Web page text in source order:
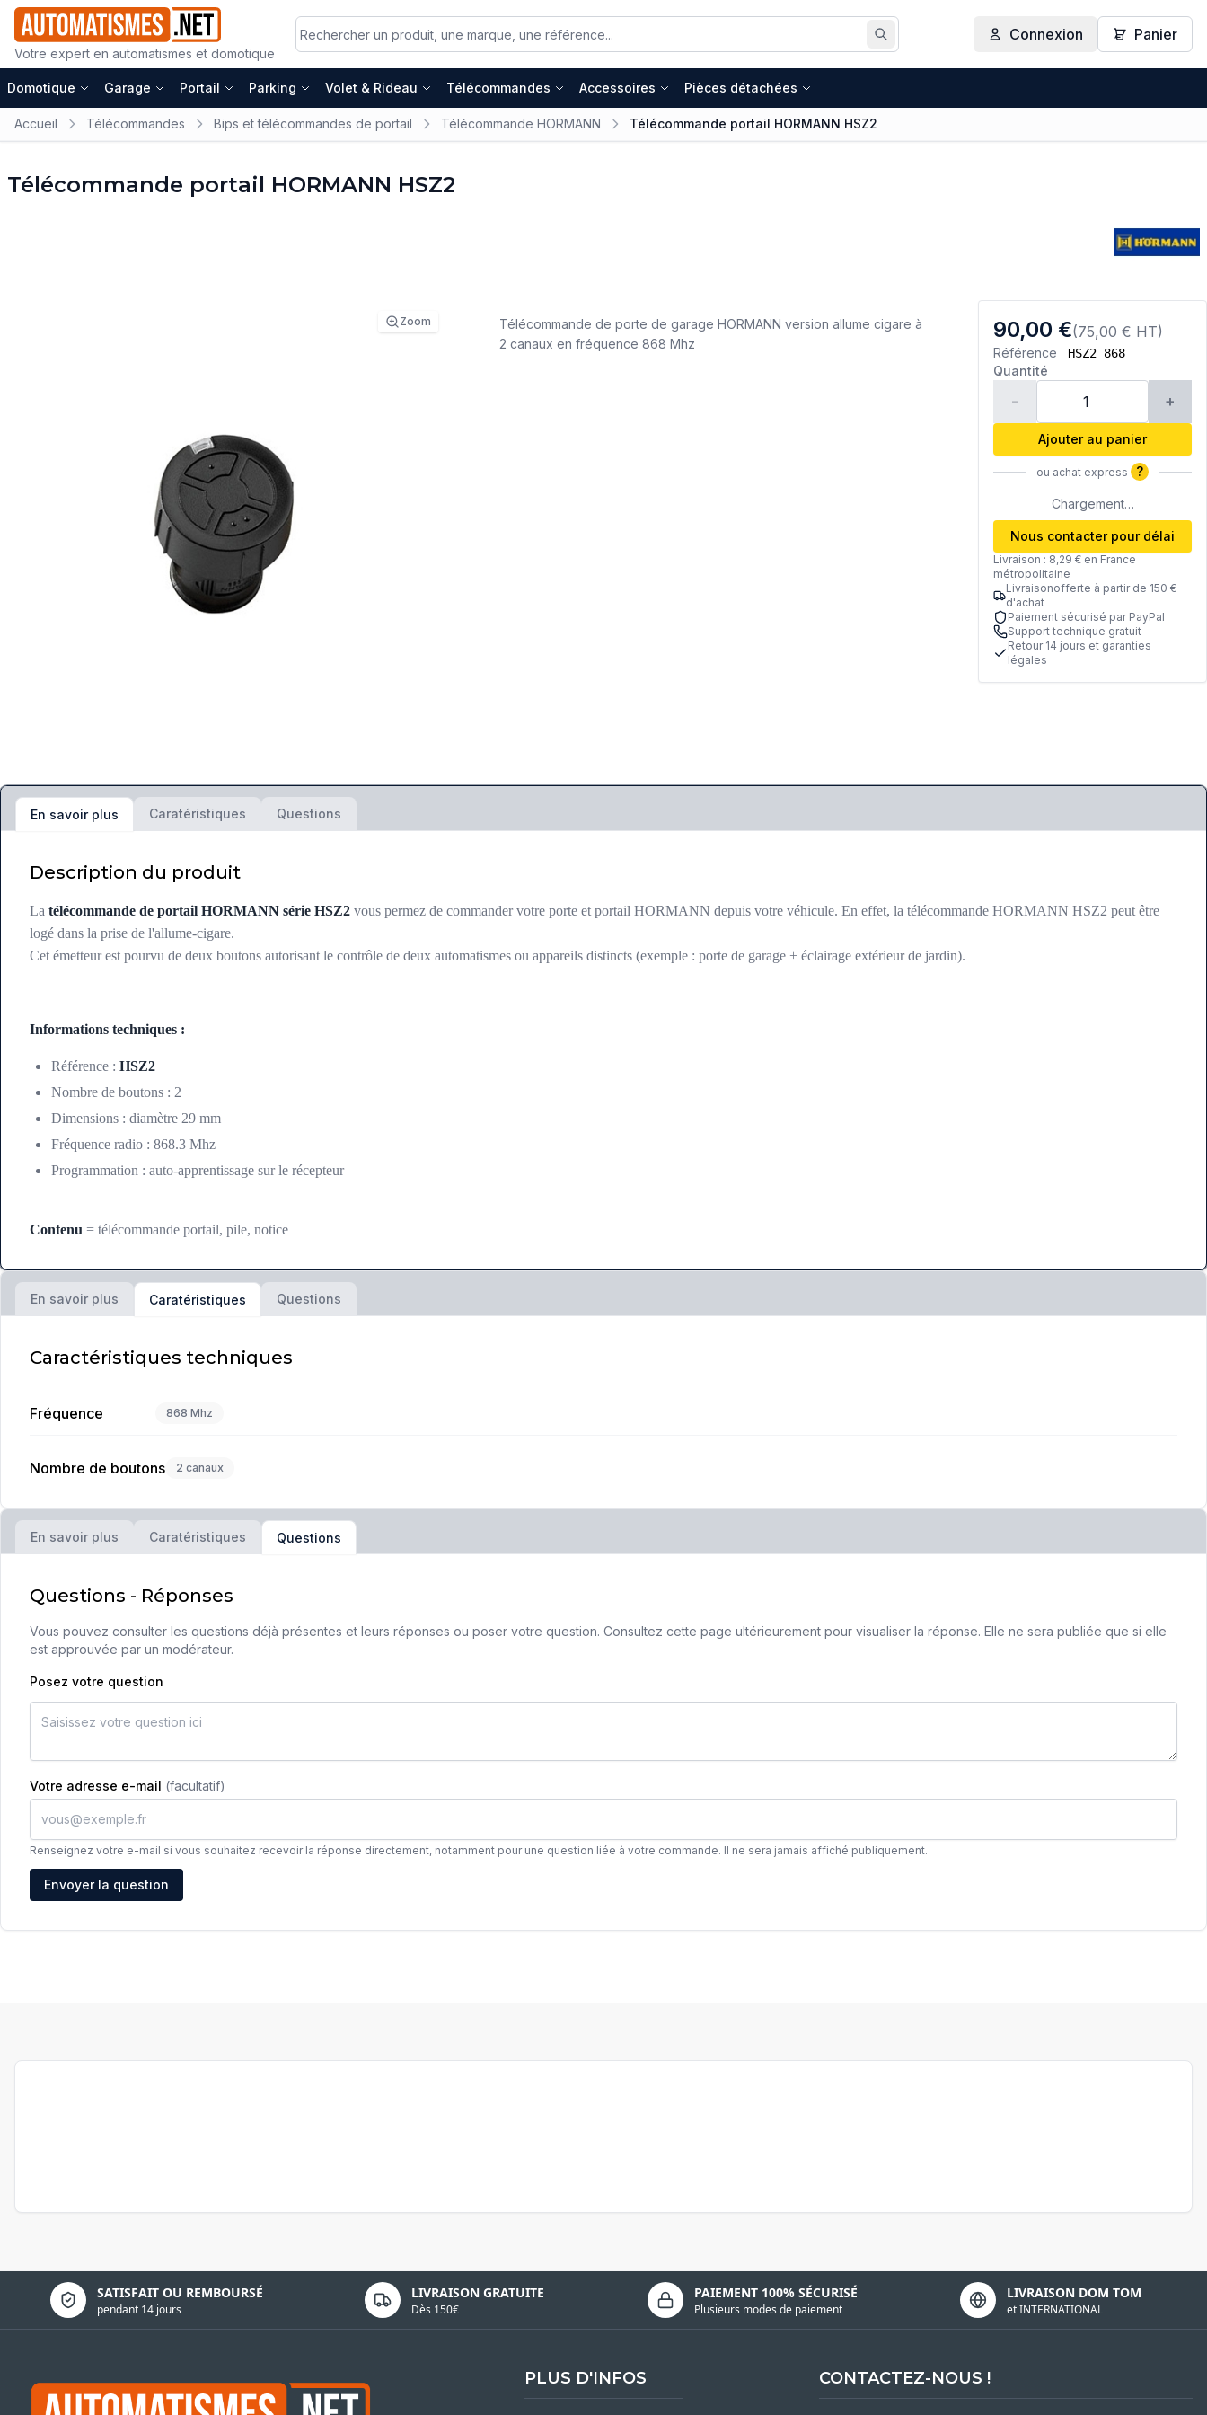
Votre expert en automatismes et domotique
Rechercher
Connexion Panier
Domotique Garage Portail Parking Volet & Rideau Télécommandes Accessoires Pièces détachées
Accueil Télécommandes Bips et télécommandes de portail Télécommande HORMANN Télécommande portail HORMANN HSZ2
Télécommande portail HORMANN HSZ2
Zoom 90,00 €(75,00 € HT)
Référence HSZ2 868
Quantité
- +
Ajouter au panier
ou achat express ?
Chargement…
Nous contacter pour délai
Livraison : 8,29 € en France
métropolitaine
Livraisonofferte à partir de 150 €
d'achat
Paiement sécurisé par PayPal
Support technique gratuit
Retour 14 jours et garanties
légales
Télécommande de porte de garage HORMANN version allume cigare à
2 canaux en fréquence 868 Mhz
En savoir plus Caratéristiques Questions
Description du produit
La télécommande de portail HORMANN série HSZ2 vous permez de commander votre porte et portail HORMANN depuis votre véhicule. En effet, la télécommande HORMANN HSZ2 peut être
logé dans la prise de l'allume-cigare.
Cet émetteur est pourvu de deux boutons autorisant le contrôle de deux automatismes ou appareils distincts (exemple : porte de garage + éclairage extérieur de jardin).
Informations techniques :
Référence : HSZ2
Nombre de boutons : 2
Dimensions : diamètre 29 mm
Fréquence radio : 868.3 Mhz
Programmation : auto-apprentissage sur le récepteur
Contenu = télécommande portail, pile, notice
En savoir plus Caratéristiques Questions
Caractéristiques techniques
Fréquence 868 Mhz
Nombre de boutons 2 canaux
En savoir plus Caratéristiques Questions
Questions - Réponses
Vous pouvez consulter les questions déjà présentes et leurs réponses ou poser votre question. Consultez cette page ultérieurement pour visualiser la réponse. Elle ne sera publiée que si elle
est approuvée par un modérateur.
Posez votre question
Votre adresse e-mail (facultatif)
Renseignez votre e-mail si vous souhaitez recevoir la réponse directement, notamment pour une question liée à votre commande. Il ne sera jamais affiché publiquement.
Adresse e-mail
Envoyer la question
SATISFAIT OU REMBOURSÉ
pendant 14 jours
Politique de confidentialité LIVRAISON GRATUITE
Dès 150€
PAIEMENT 100% SÉCURISÉ
Plusieurs modes de paiement
LIVRAISON DOM TOM
et INTERNATIONAL
PLUS D'INFOS CONTACTEZ-NOUS !